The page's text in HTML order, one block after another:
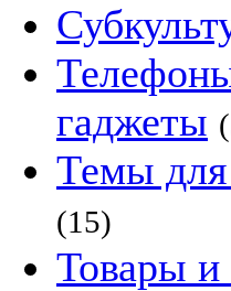
гаджеты
Темы
(15)
Товары и